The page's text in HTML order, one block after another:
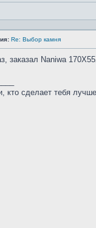
Re: Выбор камня
заказал Naniwa
кто сделает тебя